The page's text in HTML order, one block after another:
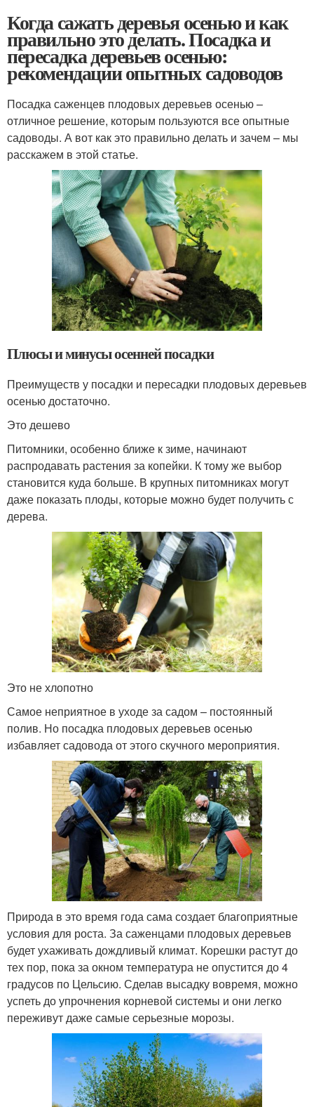
Когда сажать деревья осенью и как
правильно это делать. Посадка и
пересадка деревьев осенью:
рекомендации опытных садоводов
Посадка саженцев плодовых деревьев осенью –
отличное решение, которым пользуются все опытные
садоводы. А вот как это правильно делать и зачем – мы
расскажем в этой статье.
Плюсы и минусы осенней посадки
Преимуществ у посадки и пересадки плодовых деревьев
осенью достаточно.
Это дешево
Питомники, особенно ближе к зиме, начинают
распродавать растения за копейки. К тому же выбор
становится куда больше. В крупных питомниках могут
даже показать плоды, которые можно будет получить с
дерева.
Это не хлопотно
Самое неприятное в уходе за садом – постоянный
полив. Но посадка плодовых деревьев осенью
избавляет садовода от этого скучного мероприятия.
Природа в это время года сама создает благоприятные
условия для роста. За саженцами плодовых деревьев
будет ухаживать дождливый климат. Корешки растут до
тех пор, пока за окном температура не опустится до 4
градусов по Цельсию. Сделав высадку вовремя, можно
успеть до упрочнения корневой системы и они легко
переживут даже самые серьезные морозы.